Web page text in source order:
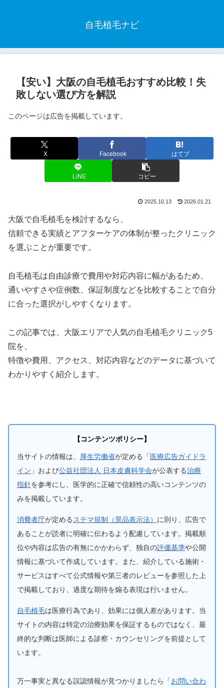
自毛植毛ナビ
【安い】大阪の自毛植毛おすすめ比較！失
敗しない選び方を解説
このページは広告を掲載しています。
X Facebook はてブ
LINE コピー
2025.10.13 2026.01.21
大阪で自毛植毛を検討するなら、
信頼できる実績とアフターケアの体制が整ったクリニック
を選ぶことが重要です。
自毛植毛は自由診療で費用や対応内容に幅があるため、
通いやすさや症例数、保証制度などを比較することで自分
に合った選択がしやすくなります。
この記事では、大阪エリアで人気の自毛植毛クリニック5
院を、
特徴や費用、アクセス、対応内容などのデータに基づいて
わかりやすく紹介します。
【コンテンツポリシー】
当サイトの情報は、 厚生労働省が定める「 医療広告ガイドラ
イン 」および公益社団法人 日本皮膚科学会が公表する治療
指針を参考にし、医学的に正確で信頼性の高いコンテンツの
みを掲載しています。
消費者庁が定めるステマ規制（景品表示法） に則り、広告で
あることが読者に明確に伝わるよう配慮しています。掲載順
位や内容は広告の有無にかかわらず、独自の評価基準や公開
情報に基づいて作成しています。また、紹介している施術・
サービスはすべて公式情報や第三者のレビューを参照した上
で掲載しており、過度な期待を煽る表現は行いません。
自毛植毛は医療行為であり、効果には個人差があります。当
サイトの内容は特定の治療効果を保証するものではなく、最
終的な判断は医師による診察・カウンセリングを前提として
います。
万一事実と異なる誤認情報が見つかりましたら「お問い合わ